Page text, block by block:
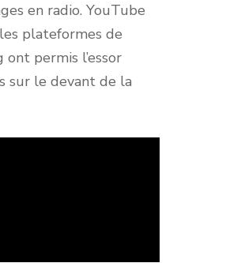
en radio. YouTube
plateformes de
ont permis l’essor
sur le devant de la